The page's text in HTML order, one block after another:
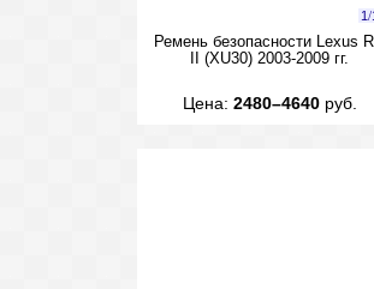
1/
Ремень безопасности Lexus
II (XU30) 2003-2009 гг.
Цена: 2480–4640руб.